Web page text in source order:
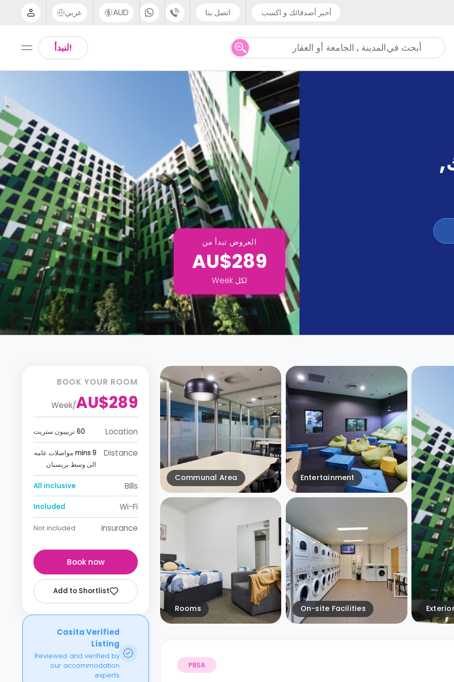
أخبر أصدقائك و اكسب اتصل بنا
UK - +44 (0) 20 3871 8666
AUD عربي
Arabic
!لنبدأ أبحث فيالمدينة , الجامعة أو العقار
,
العروض تبدأ من
AU$289
لكل Week
Exterior
Entertainment
Communal Area
On-site Facilities
Rooms
PBSA
BOOK YOUR ROOM
AU$289
/
Week
Location 60 تريبيون ستريت
Distance
9 mins مواصلات عامه
الى وسط بريسبان
Bills
All inclusive
Wi-Fi
Included
Insurance
Not included
Book now
Add to Shortlist
Casita Verified
Listing
Reviewed and verified by
our accommodation
experts.